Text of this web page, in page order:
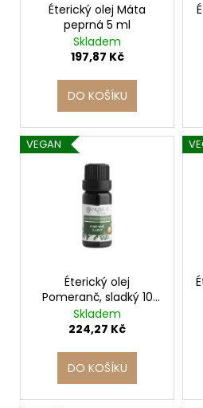
Éterický olej Máta
peprná 5 ml
Skladem
197,87 Kč
DO KOŠÍKU
VEGAN
Éterický olej
Pomeranč, sladký 10
ml
Skladem
224,27 Kč
DO KOŠÍKU
r
u
č